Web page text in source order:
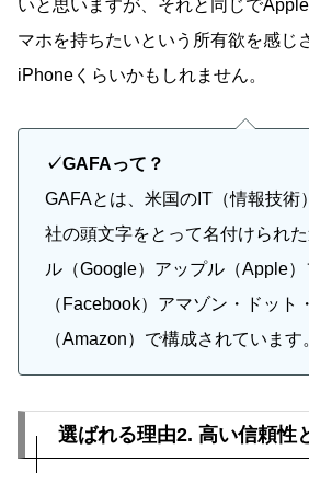
いと思いますが、それと同じで
マホを持ちたいという所有欲を感じ
iPhoneくらいかもしれません。
✓GAFAって？
GAFAとは、米国のIT（情報技術
社の頭文字をとって名付けられ
ル（Google）アップル（Apple
（Facebook）アマゾン・ドット
（Amazon）で構成されています
選ばれる理由2. 高い信頼性